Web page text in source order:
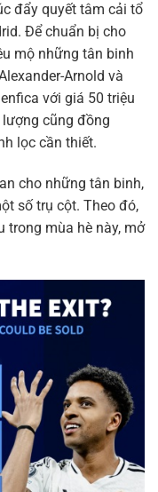
đẩy quyết tâm cải tổ
Để chuẩn bị cho
mộ những tân binh
Arnold và
với giá 50 triệu
cũng đồng
lọc cần thiết.
cho những tân binh,
số trụ cột. Theo đó,
trong mùa hè này, mở